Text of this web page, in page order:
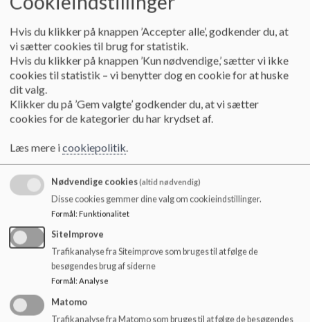
restitution.
Refleksion og bevidsthed:
Elever udvikler digitale kompetencer
gennem undervisning i teknologiforståelse og digital dannelse, og
lærer at forholde sig kritisk til digitale medier.
Tryghed og trivsel:Skærmbrug skal understøtte et trygt
læringsmiljø ved at minimere distraktioner og beskytte elevernes
koncentration.
værktøjer, som eksempelvis ordblinderygsækken, støttes i deres
brug af disse.
Konkrete Rammer:
Mobilfri skole:Alle elever afleverer mobiltelefoner og
smartwatches ved skoledagens start og får dem tilbage ved dagens
Skærmfri start:Skoletimer starter uden skærmbrug for at fremme
Hvis du klikker på knappen ’Accepter alle’, godkender du, at
vi sætter cookies til brug for statistik.
Hvis du klikker på knappen ’Kun nødvendige,’ sætter vi ikke
cookies til statistik – vi benytter dog en cookie for at huske
dit valg.
Klikker du på ’Gem valgte’ godkender du, at vi sætter
cookies for de kategorier du har krydset af.
Læs mere icookiepolitik.
Nødvendige cookies(altid nødvendig)
Disse cookies gemmer dine valg om cookieindstillinger.
Formål: Funktionalitet
SiteImprove
Trafikanalyse fra Siteimprove som bruges til at følge de
besøgendes brug af siderne
Formål : Analyse
Matomo
Trafikanalyse fra Matomo som bruges til at følge de besøgendes